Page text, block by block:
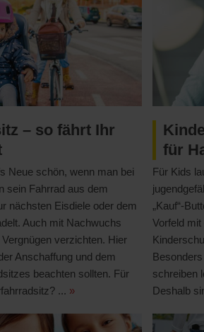
– so fährt Ihr
Neue schön, wenn man bei
sein Fahrrad aus dem
nächsten Eisdiele oder dem
Auch mit Nachwuchs
verzichten. Hier
Anschaffung und dem
beachten sollten. Für
... »
für
Für Kids
„Kauf“-
Vorfeld
schreiben
Deshalb